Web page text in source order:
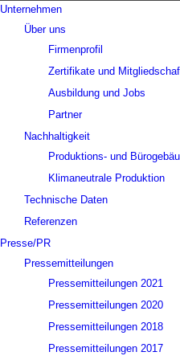
Unternehmen
Über uns
Firmenprofil
Zertifikate und
Ausbildung und Jobs
Partner
Nachhaltigkeit
Produktions- und
Klimaneutrale Produktion
Technische Daten
Referenzen
Presse/PR
Pressemitteilungen
Pressemitteilungen 2021
Pressemitteilungen 2020
Pressemitteilungen 2018
Pressemitteilungen 2017